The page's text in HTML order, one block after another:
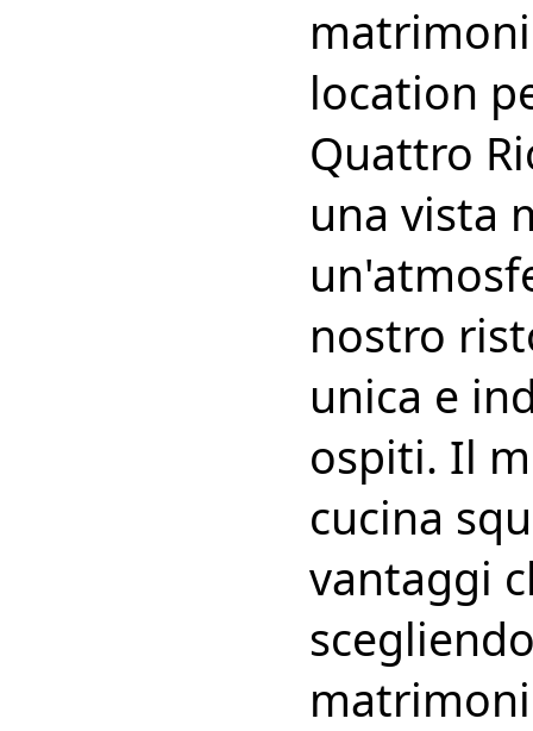
location
Quattro
una vista
nostro
unica e
ospiti. Il
cucina
vantaggi